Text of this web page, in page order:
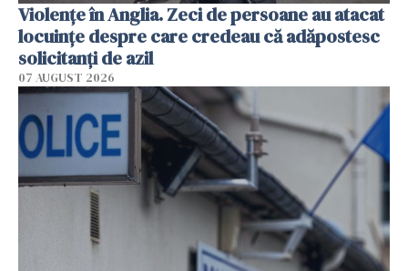
Violenţe în Anglia. Zeci de persoane au atacat
locuinţe despre care credeau că adăpostesc
solicitanţi de azil
07 AUGUST 2026